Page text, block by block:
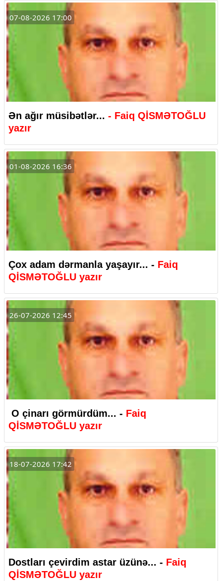
07-08-2026 17:00
Ən ağır müsibətlər... - Faiq QİSMƏTOĞLU
yazır
01-08-2026 16:36
Çox adam dərmanla yaşayır... - Faiq
QİSMƏTOĞLU yazır
26-07-2026 12:45
O çinarı görmürdüm... - Faiq
QİSMƏTOĞLU yazır
18-07-2026 17:42
Dostları çevirdim astar üzünə... - Faiq
QİSMƏTOĞLU yazır